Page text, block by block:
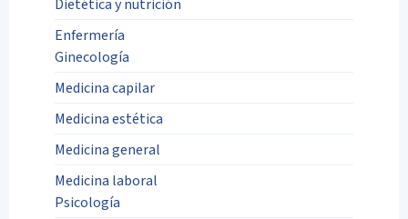
Dietética y nutrición
Enfermería
Ginecología
Medicina capilar
Medicina estética
Medicina general
Medicina laboral
Psicología